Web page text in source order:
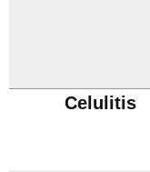
Celulitis